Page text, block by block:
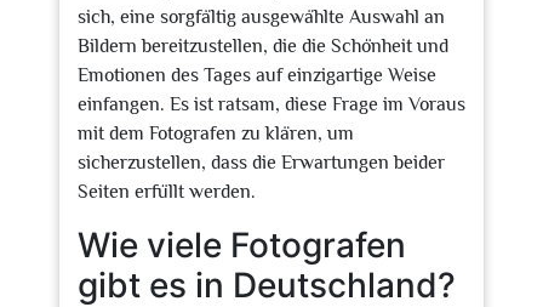
sich, eine sorgfältig ausgewählte Auswahl an
Bildern bereitzustellen, die die Schönheit und
Emotionen des Tages auf einzigartige Weise
einfangen. Es ist ratsam, diese Frage im Voraus
mit dem Fotografen zu klären, um
sicherzustellen, dass die Erwartungen beider
Seiten erfüllt werden.
Wie viele Fotografen
gibt es in Deutschland?